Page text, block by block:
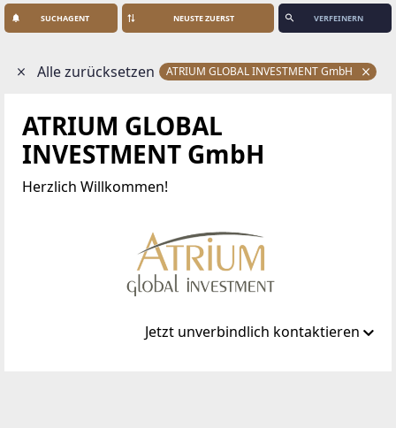
SUCHAGENT VERFEINERN
Alle zurücksetzen ATRIUM GLOBAL INVESTMENT GmbH
ATRIUM GLOBAL
INVESTMENT GmbH
Herzlich Willkommen!
Jetzt unverbindlich kontaktieren